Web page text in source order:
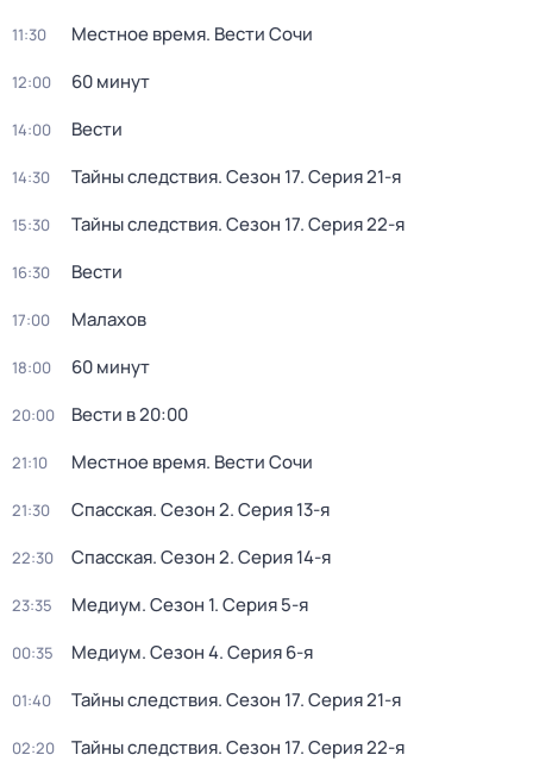
11:30 Местное время. Вести Сочи
12:00 60 минут
14:00 Вести
14:30 Тайны следствия. Сезон 17. Серия 21-я
15:30 Тайны следствия. Сезон 17. Серия 22-я
16:30 Вести
17:00 Малахов
18:00 60 минут
20:00 Вести в 20:00
21:10 Местное время. Вести Сочи
21:30 Спасская. Сезон 2. Серия 13-я
22:30 Спасская. Сезон 2. Серия 14-я
23:35 Медиум. Сезон 1. Серия 5-я
00:35 Медиум. Сезон 4. Серия 6-я
01:40 Тайны следствия. Сезон 17. Серия 21-я
02:20 Тайны следствия. Сезон 17. Серия 22-я